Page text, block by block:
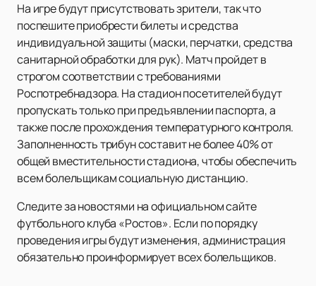
На игре будут присутствовать зрители, так что
поспешите приобрести билеты и средства
индивидуальной защиты (маски, перчатки, средства
санитарной обработки для рук). Матч пройдет в
строгом соответствии с требованиями
Роспотребнадзора. На стадион посетителей будут
пропускать только при предъявлении паспорта, а
также после прохождения температурного контроля.
Заполненность трибун составит не более 40% от
общей вместительности стадиона, чтобы обеспечить
всем болельщикам социальную дистанцию.
Следите за новостями на официальном сайте
футбольного клуба «Ростов». Если по порядку
проведения игры будут изменения, администрация
обязательно проинформирует всех болельщиков.